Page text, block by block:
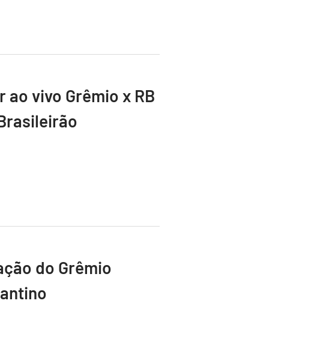
ao vivo Grêmio x RB
do Grêmio